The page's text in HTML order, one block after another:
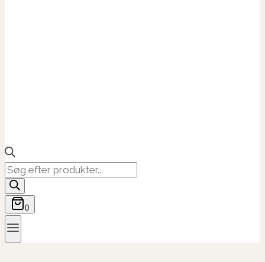
Products
search
0